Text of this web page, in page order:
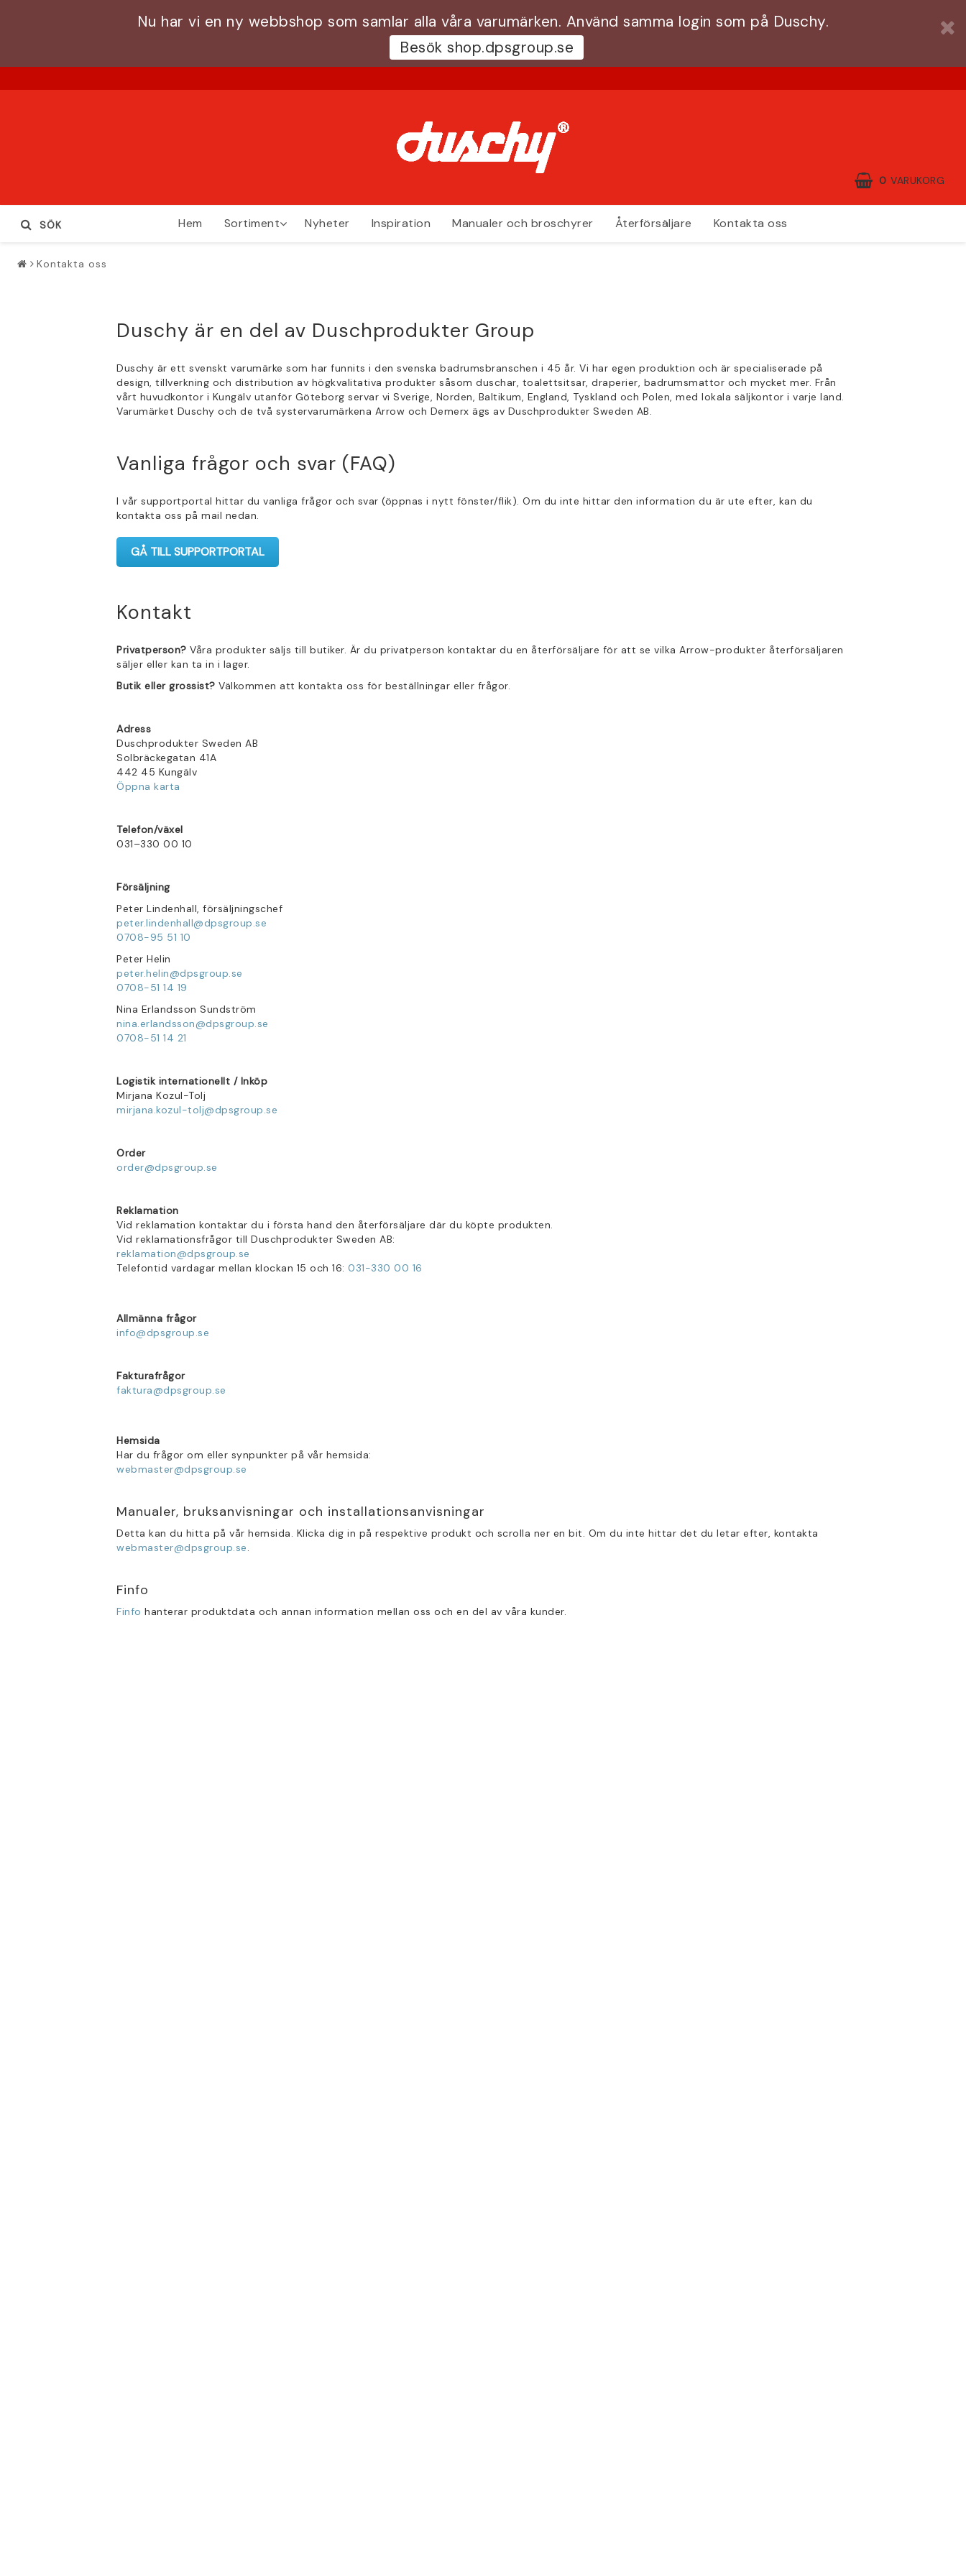
Nu har vi en ny webbshop som samlar alla våra varumärken. Använd samma login som på Duschy.
Besök shop.dpsgroup.se
0 VARUKORG
Hem Sortiment Nyheter Inspiration Manualer och broschyrer Återförsäljare Kontakta oss
SÖK
Kontakta oss
Duschy är en del av Duschprodukter Group
Duschy är ett svenskt varumärke som har funnits i den svenska badrumsbranschen i 45 år. Vi har egen produktion och är specialiserade på
design, tillverkning och distribution av högkvalitativa produkter såsom duschar, toalettsitsar, draperier, badrumsmattor och mycket mer. Från
vårt huvudkontor i Kungälv utanför Göteborg servar vi Sverige, Norden, Baltikum, England, Tyskland och Polen, med lokala säljkontor i varje land.
Varumärket Duschy och de två systervarumärkena Arrow och Demerx ägs av Duschprodukter Sweden AB.
Vanliga frågor och svar (FAQ)
I vår supportportal hittar du vanliga frågor och svar (öppnas i nytt fönster/flik). Om du inte hittar den information du är ute efter, kan du
kontakta oss på mail nedan.
GÅ TILL SUPPORTPORTAL
Kontakt
Privatperson? Våra produkter säljs till butiker. Är du privatperson kontaktar du en återförsäljare för att se vilka Arrow-produkter återförsäljaren
säljer eller kan ta in i lager.
Butik eller grossist? Välkommen att kontakta oss för beställningar eller frågor.
Adress
Duschprodukter Sweden AB
Solbräckegatan 41A
442 45 Kungälv
Öppna karta
Telefon/växel
031–330 00 10
Försäljning
Peter Lindenhall, försäljningschef
peter.lindenhall@dpsgroup.se
0708-95 51 10
Peter Helin
peter.helin@dpsgroup.se
0708-51 14 19
Nina Erlandsson Sundström
nina.erlandsson@dpsgroup.se
0708-51 14 21
Logistik internationellt / Inköp
Mirjana Kozul-Tolj
mirjana.kozul-tolj@dpsgroup.se
Order
order@dpsgroup.se
Reklamation
Vid reklamation kontaktar du i första hand den återförsäljare där du köpte produkten.
Vid reklamationsfrågor till Duschprodukter Sweden AB:
reklamation@dpsgroup.se
Telefontid vardagar mellan klockan 15 och 16: 031-330 00 16
Allmänna frågor
info@dpsgroup.se
Fakturafrågor
faktura@dpsgroup.se
Hemsida
Har du frågor om eller synpunkter på vår hemsida:
webmaster@dpsgroup.se
Manualer, bruksanvisningar och installationsanvisningar
Detta kan du hitta på vår hemsida. Klicka dig in på respektive produkt och scrolla ner en bit. Om du inte hittar det du letar efter, kontakta
webmaster@dpsgroup.se.
Finfo
Finfo hanterar produktdata och annan information mellan oss och en del av våra kunder.